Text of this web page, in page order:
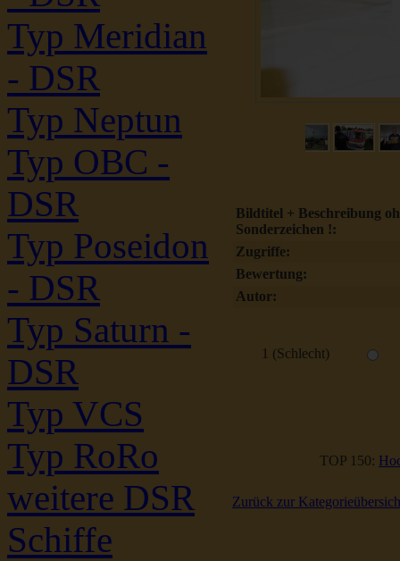
Typ Meridian
- DSR
Typ Neptun
Typ OBC -
DSR
Typ Poseidon
- DSR
Typ Saturn -
DSR
Typ VCS
Typ RoRo
weitere DSR
Schiffe
Bildtitel + Beschreibung
Sonderzeichen !:
Zugriffe:
Bewertung:
Autor:
1 (Schlecht)
TOP 150:
Zurück zur